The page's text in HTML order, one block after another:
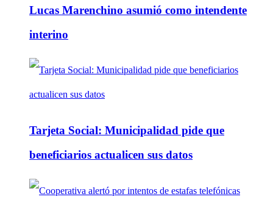
Lucas Marenchino asumió como intendente
interino
Tarjeta Social: Municipalidad pide que
beneficiarios actualicen sus datos